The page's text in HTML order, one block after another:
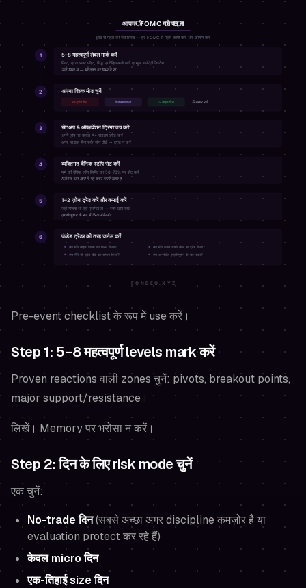
Pre-event checklist के रूप में use करें।
Step 1: 5–8 महत्वपूर्ण levels mark करें
Proven reactions वाली zones चुनें: pivots, breakout points,
major support/resistance।
लिखें। Memory पर भरोसा न करें।
Step 2: दिन के लिए risk mode चुनें
एक चुनें:
No-trade दिन(सबसे अच्छा अगर discipline कमज़ोर है या
evaluation protect कर रहे हैं)
केवल micro दिन
एक-तिहाई size दिन